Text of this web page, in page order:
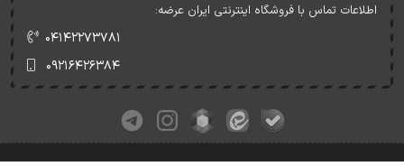
اطلاعات تماس با فروشگاه اینترنتی ایران عرضه:
۰۴۱۴۲۲۷۳۷۸۱
۰۹۲۱۶۴۲۶۳۸۴